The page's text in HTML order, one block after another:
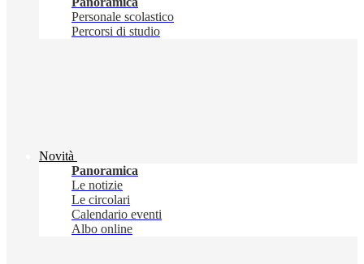
Personale scolastico
Percorsi di studio
Novità
Panoramica
Le notizie
Le circolari
Calendario eventi
Albo online